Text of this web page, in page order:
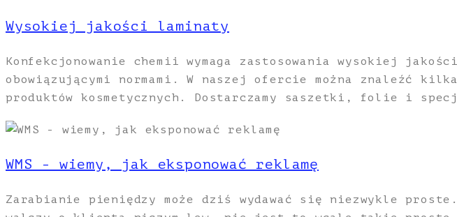
Wysokiej jakości laminaty
Konfekcjonowanie chemii wymaga zastosowania wysokiej
obowiązującymi normami. W naszej ofercie można znaleźć
produktów kosmetycznych. Dostarczamy saszetki, folie i
WMS - wiemy, jak eksponować reklamę
Zarabianie pieniędzy może dziś wydawać się niezwykle